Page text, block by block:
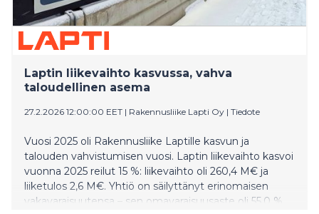
Laptin liikevaihto kasvussa, vahva
taloudellinen asema
27.2.2026 12:00:00 EET | Rakennusliike Lapti Oy | Tiedote
Vuosi 2025 oli Rakennusliike Laptille kasvun ja
talouden vahvistumisen vuosi. Laptin liikevaihto kasvoi
vuonna 2025 reilut 15 %: liikevaihto oli 260,4 M€ ja
liiketulos 2,6 M€. Yhtiö on säilyttänyt erinomaisen
vakavaraisuutensa – sen omavaraisuusaste oli 55,0 %.